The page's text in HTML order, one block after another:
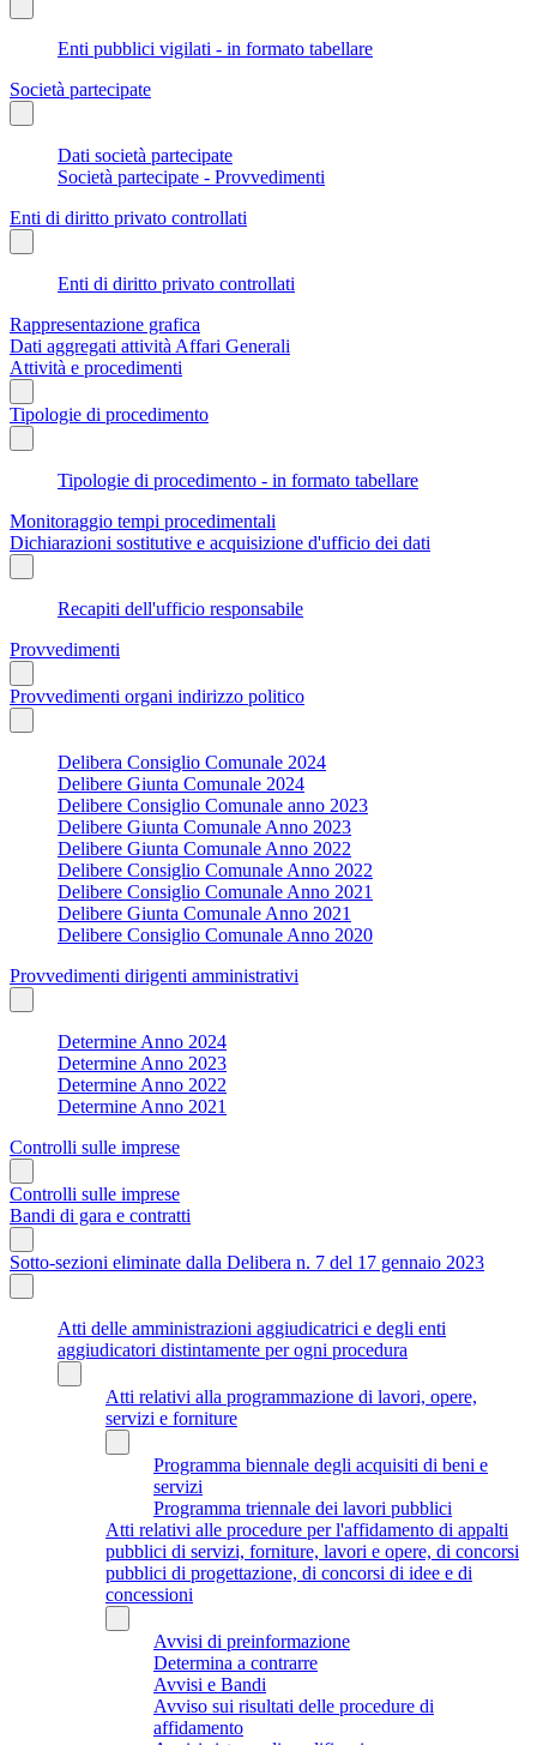
Enti pubblici vigilati - in formato tabellare
Società partecipate
Dati società partecipate
Società partecipate - Provvedimenti
Enti di diritto privato controllati
Enti di diritto privato controllati
Rappresentazione grafica
Dati aggregati attività Affari Generali
Attività e procedimenti
Tipologie di procedimento
Tipologie di procedimento - in formato tabellare
Monitoraggio tempi procedimentali
Dichiarazioni sostitutive e acquisizione d'ufficio dei dati
Recapiti dell'ufficio responsabile
Provvedimenti
Provvedimenti organi indirizzo politico
Delibera Consiglio Comunale 2024
Delibere Giunta Comunale 2024
Delibere Consiglio Comunale anno 2023
Delibere Giunta Comunale Anno 2023
Delibere Giunta Comunale Anno 2022
Delibere Consiglio Comunale Anno 2022
Delibere Consiglio Comunale Anno 2021
Delibere Giunta Comunale Anno 2021
Delibere Consiglio Comunale Anno 2020
Provvedimenti dirigenti amministrativi
Determine Anno 2024
Determine Anno 2023
Determine Anno 2022
Determine Anno 2021
Controlli sulle imprese
Controlli sulle imprese
Bandi di gara e contratti
Sotto-sezioni eliminate dalla Delibera n. 7 del 17 gennaio 2023
Atti delle amministrazioni aggiudicatrici e degli enti
aggiudicatori distintamente per ogni procedura
Atti relativi alla programmazione di lavori, opere,
servizi e forniture
Programma biennale degli acquisiti di beni e
servizi
Programma triennale dei lavori pubblici
Atti relativi alle procedure per l'affidamento di appalti
pubblici di servizi, forniture, lavori e opere, di concorsi
pubblici di progettazione, di concorsi di idee e di
concessioni
Avvisi di preinformazione
Determina a contrarre
Avvisi e Bandi
Avviso sui risultati delle procedure di
affidamento